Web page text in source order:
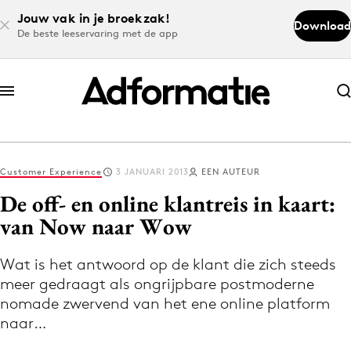
Jouw vak in je broekzak!
De beste leeservaring met de app
Download
Abonneer nu
Abonneer nu
Log in
Volg het laatste nieuws via de Adformatie
Nieuws app
Customer Experience 3 JANUARI 2013 EEN AUTEUR
De off- en online klantreis in kaart:
van Now naar Wow
Wat is het antwoord op de klant die zich steeds
meer gedraagt als ongrijpbare postmoderne
nomade zwervend van het ene online platform
naar…